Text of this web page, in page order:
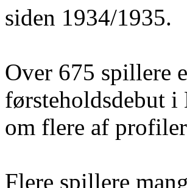
siden 1934/1935.
Over 675 spillere
førsteholdsdebut
om flere af
Flere spillere